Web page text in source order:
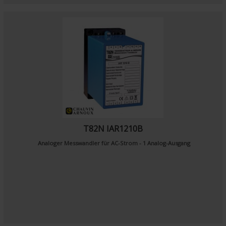
T82N IAR1210B
Analoger Messwandler für AC-Strom - 1 Analog-Ausgang